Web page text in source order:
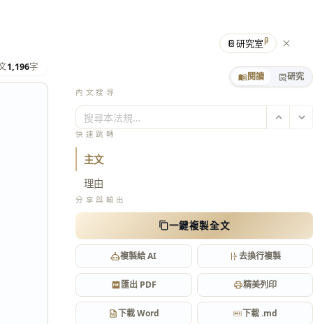
1,196字
閱讀 研究
內文搜尋
搜尋本法規…
快速跳轉
主文
理由
分享與輸出
一鍵複製全文
複製給 AI 去換行複製
匯出 PDF 精美列印
下載 Word 下載 .md
📔研究室β